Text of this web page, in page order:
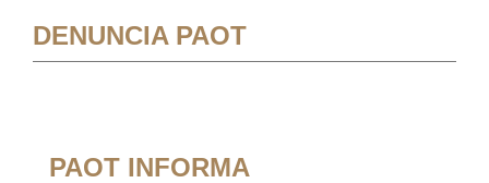
DENUNCIA PAOT
PAOT INFORMA